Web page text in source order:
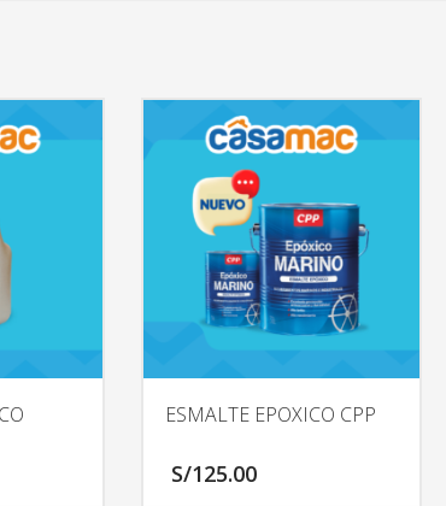
ESMALTE EPOXICO CPP
S/125.00